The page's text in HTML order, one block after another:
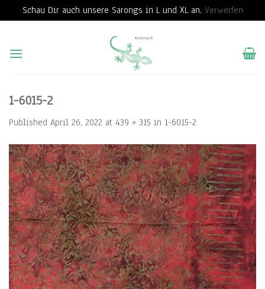
Schau Dir auch unsere Sarongs in L und XL an. Verwerfen
content
1-6015-2
Published April 26, 2022 at 439 × 315 in 1-6015-2